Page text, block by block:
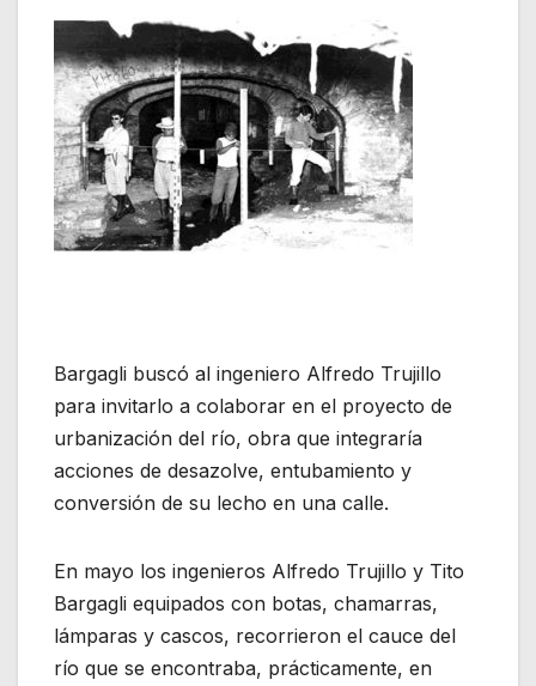
Bargagli buscó al ingeniero Alfredo Trujillo
para invitarlo a colaborar en el proyecto de
urbanización del río, obra que integraría
acciones de desazolve, entubamiento y
conversión de su lecho en una calle.
En mayo los ingenieros Alfredo Trujillo y Tito
Bargagli equipados con botas, chamarras,
lámparas y cascos, recorrieron el cauce del
río que se encontraba, prácticamente, en